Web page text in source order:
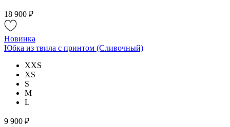
18 900 ₽
Новинка
Юбка из твила с принтом (Сливочный)
XXS
XS
S
M
L
9 900 ₽